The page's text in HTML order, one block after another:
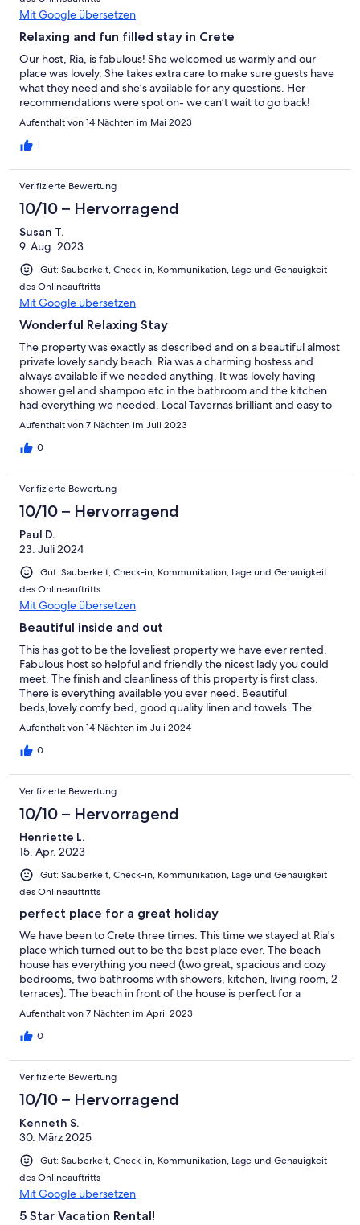
Mit Google übersetzen
Relaxing and fun filled stay in Crete
Our host, Ria, is fabulous! She welcomed us warmly and our
place was lovely. She takes extra care to make sure guests have
what they need and she’s available for any questions. Her
recommendations were spot on- we can’t wait to go back!
Aufenthalt von 14 Nächten im Mai 2023
1
Verifizierte Bewertung
10/10 – Hervorragend
Susan T.
9. Aug. 2023
Gut: Sauberkeit, Check-in, Kommunikation, Lage und Genauigkeit
des Onlineauftritts
Mit Google übersetzen
Wonderful Relaxing Stay
The property was exactly as described and on a beautiful almost
private lovely sandy beach. Ria was a charming hostess and
always available if we needed anything. It was lovely having
shower gel and shampoo etc in the bathroom and the kitchen
had everything we needed. Local Tavernas brilliant and easy to
get into the buzz of Kissamos or other local beaches. We would
olive oil and soap treats.
Aufenthalt von 7 Nächten im Juli 2023
0
Verifizierte Bewertung
10/10 – Hervorragend
Paul D.
23. Juli 2024
Gut: Sauberkeit, Check-in, Kommunikation, Lage und Genauigkeit
des Onlineauftritts
Mit Google übersetzen
Beautiful inside and out
This has got to be the loveliest property we have ever rented.
Fabulous host so helpful and friendly the nicest lady you could
meet. The finish and cleanliness of this property is first class.
There is everything available you ever need. Beautiful
beds,lovely comfy bed, good quality linen and towels. The
location is lovely right on the sea down a few steps straight in
furniture and sun loungers. There are so many beautiful qualities
what the host charges its lovely. We will return one day.
Aufenthalt von 14 Nächten im Juli 2024
0
Verifizierte Bewertung
10/10 – Hervorragend
Henriette L.
15. Apr. 2023
Gut: Sauberkeit, Check-in, Kommunikation, Lage und Genauigkeit
des Onlineauftritts
perfect place for a great holiday
We have been to Crete three times. This time we stayed at Ria's
place which turned out to be the best place ever. The beach
house has everything you need (two great, spacious and cozy
bedrooms, two bathrooms with showers, kitchen, living room, 2
terraces). The beach in front of the house is perfect for a
morning and evening swim with clear water and a shallow
beginning (great for kids). The neighborhood is very quite.
There are good restaurants nearby (5-10 min by car: Maracaibo,
drive 45min to the house from Chania airport. It is a 30min drive
to Falassarna and to Balos, and a 1h drive to Elafonissi. And last
but not least: Ria is a great host who welcomed us warmly and
gave us many tipps!
Aufenthalt von 7 Nächten im April 2023
0
Verifizierte Bewertung
10/10 – Hervorragend
Kenneth S.
30. März 2025
Gut: Sauberkeit, Check-in, Kommunikation, Lage und Genauigkeit
des Onlineauftritts
Mit Google übersetzen
5 Star Vacation Rental!